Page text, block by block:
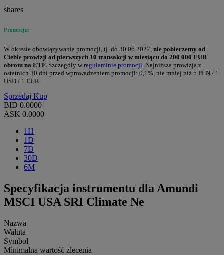
shares
Promocja:
W okresie obowiązywania promocji, tj. do 30.06.2027, nie pobierzemy od
Ciebie prowizji od pierwszych 10 transakcji w miesiącu do 200 000 EUR
obrotu na ETF. Szczegóły w regulaminie promocji. Najniższa prowizja z
ostatnich 30 dni przed wprowadzeniem promocji: 0,1%, nie mniej niż 5 PLN / 1
USD / 1 EUR.
Sprzedaj Kup
BID 0.0000
ASK 0.0000
1H
1D
7D
30D
6M
Specyfikacja instrumentu dla Amundi
MSCI USA SRI Climate Ne
Nazwa
Waluta
Symbol
Minimalna wartość zlecenia